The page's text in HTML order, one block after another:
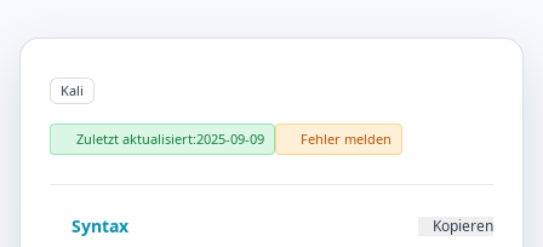
Kontakt
Impressum
Datenschutz
Kali
Zuletzt aktualisiert:2025-09-09 Fehler melden
Syntax Kopieren